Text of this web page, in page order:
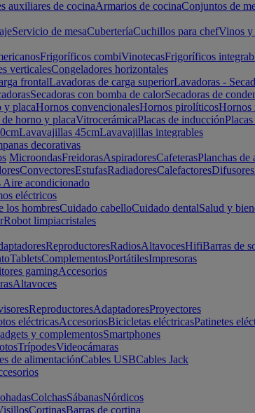
auxiliares de cocinaArmarios de cocinaConjuntos de
Servicio de mesaCuberteríaCuchillos para chefVinos y
Frigoríficos combiVinotecasFrigoríficos
verticalesCongeladores horizontales
frontalLavadoras de carga superiorLavadoras -
Secadoras con bomba de calorSecadoras de
y placaHornos convencionalesHornos pirolíticosHornos
horno y placaVitrocerámicaPlacas de inducción
Lavavajillas 45cmLavavajillas integrables
decorativas
MicroondasFreidorasAspiradoresCafeterasPlanchas de
ConvectoresEstufasRadiadoresCalefactoresDifusores
Aire acondicionado
eléctricos
los hombresCuidado cabelloCuidado dentalSalud y
Robot limpiacristales
ReproductoresRadiosAltavocesHifiBarras de
TabletsComplementosPortátilesImpresoras
gamingAccesorios
Altavoces
ReproductoresAdaptadoresProyectores
eléctricasAccesoriosBicicletas eléctricasPatinetes
y complementosSmartphones
TrípodesVideocámaras
de alimentaciónCables USBCables Jack
ColchasSábanasNórdicos
CortinasBarras de cortina